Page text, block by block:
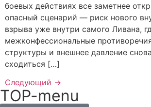
боевых действиях все заметнее
опасный сценарий — риск нового
взрыва уже внутри самого Ливана,
межконфессиональные
структуры и внешнее давление
сходиться […]
Следующий →
TOP-menu